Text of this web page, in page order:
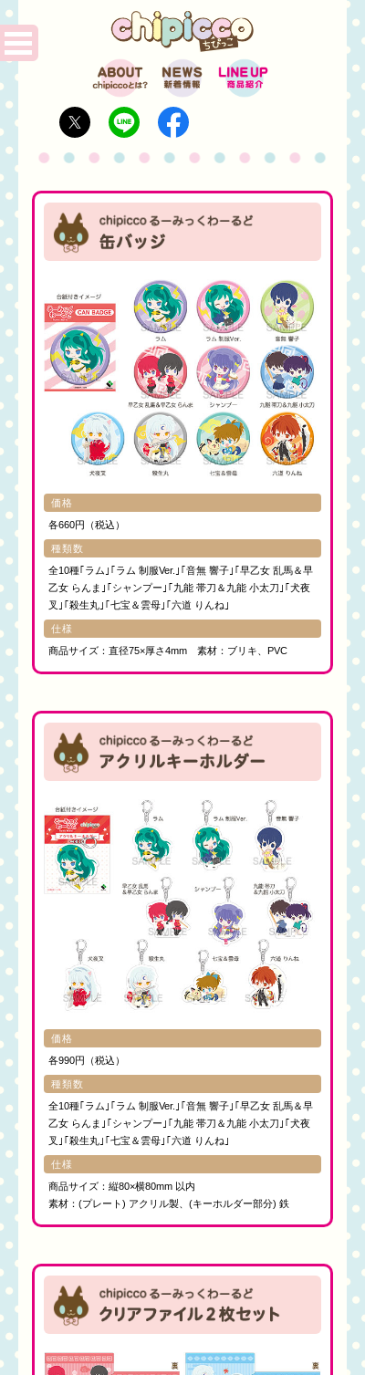
価格
各660円（税込）
種類数
全10種｢ラム｣｢ラム 制服Ver.｣｢音無 響子｣｢早乙女 乱馬＆早
乙女 らんま｣｢シャンプー｣｢九能 帯刀＆九能 小太刀｣｢犬夜
叉｣｢殺生丸｣｢七宝＆雲母｣｢六道 りんね｣
仕様
商品サイズ：直径75×厚さ4mm 素材：ブリキ、PVC
価格
各990円（税込）
種類数
全10種｢ラム｣｢ラム 制服Ver.｣｢音無 響子｣｢早乙女 乱馬＆早
乙女 らんま｣｢シャンプー｣｢九能 帯刀＆九能 小太刀｣｢犬夜
叉｣｢殺生丸｣｢七宝＆雲母｣｢六道 りんね｣
仕様
商品サイズ：縦80×横80mm 以内
素材：(プレート) アクリル製、(キーホルダー部分) 鉄